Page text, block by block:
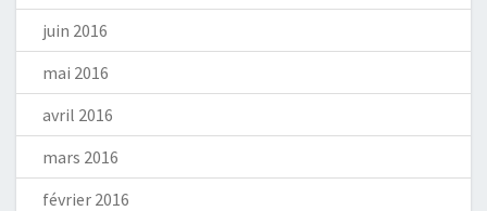
juin 2016
mai 2016
avril 2016
mars 2016
février 2016